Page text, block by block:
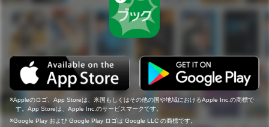
Appleのロゴ、App Storeは、米国もしくはその他の国や地域におけるApple Inc.の商標で
す。App Storeは、Apple Inc.のサービスマークです。
Google Play および Google Play ロゴは Google LLC の商標です。